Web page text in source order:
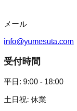
メール
info@yumesuta.com
受付時間
平日: 9:00 - 18:00
土日祝: 休業